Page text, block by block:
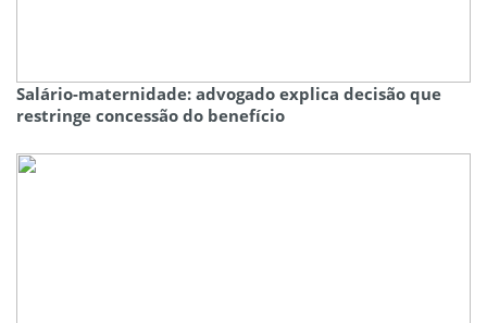
Salário-maternidade: advogado explica decisão que
restringe concessão do benefício